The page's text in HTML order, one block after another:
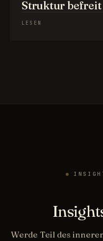
Struktur befreit
LESEN
Werde Teil des